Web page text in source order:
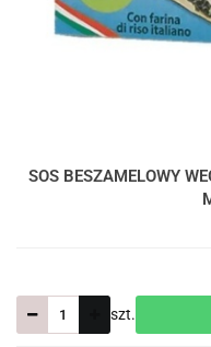
SOS BESZAMELOWY
szt.